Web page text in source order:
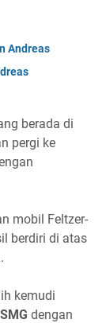
Andreas
berada di
pergi ke
mobil Feltzer-
berdiri di atas
kemudi
dengan